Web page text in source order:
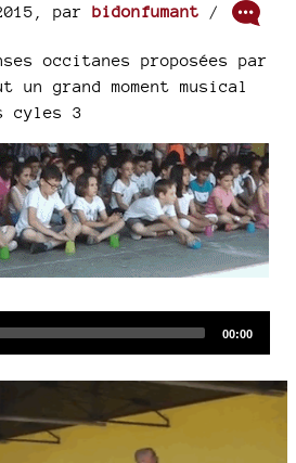
par bidonfumant /
occitanes proposées par
grand moment musical
cyles 3
Total
00:00